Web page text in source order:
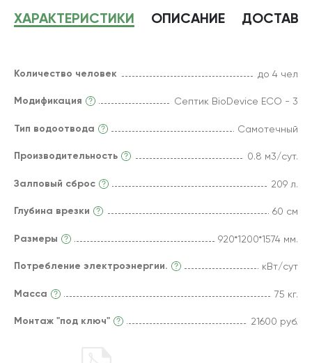
ХАРАКТЕРИСТИКИ ОПИСАНИЕ
Количество человек до 4 чел
Модификация Септик BioDevice ECO - 3
Тип водоотвода Самотечный
Производительность 0.8 м3/сут.
Залповый сброс 209 л.
Глубина врезки 60 см
Размеры 920*1200*1574 мм.
Потребление электроэнергии. кВт/сут
Масса 75 кг.
Монтаж "под ключ" 21600 руб.